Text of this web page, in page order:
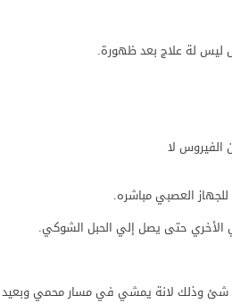
ليس لة علاج بعد ظهورة.
الفيروس لا
العصبي مباشره.
حتى يصل إلي الحبل الشوكي.
شئ وذلك لانة يمشي في مسار محمي